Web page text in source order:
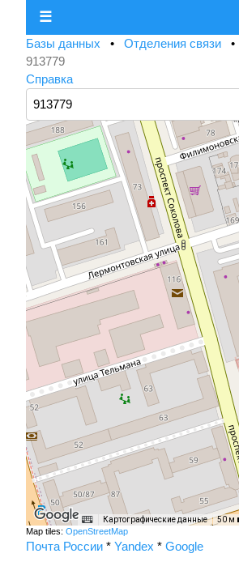
☰
Базы данных • Отделения связи •
913779
Справка
Картографические данные 50 м
Map tiles: OpenStreetMap
Почта России * Yandex * Google